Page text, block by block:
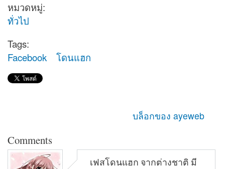
หมวดหมู่:
ทั่วไป
Tags:
Facebook
โดนแฮก
บล็อกของ ayeweb
Comments
เฟสโดนแฮก จากต่างชาติ มี